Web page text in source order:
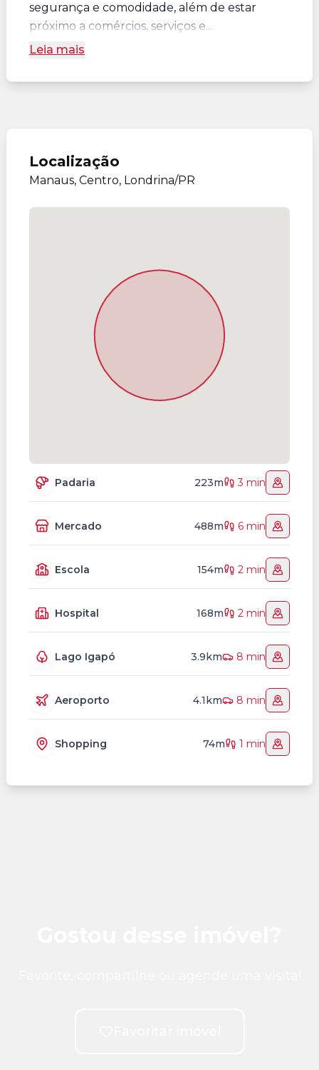
segurança e comodidade, além de estar
próximo a comércios, serviços e...
Leia mais
Localização
Manaus, Centro, Londrina/PR
Padaria 223m 3 min
Mercado 488m 6 min
Escola 154m 2 min
Hospital 168m 2 min
Lago Igapó 3.9km 8 min
Aeroporto 4.1km 8 min
Shopping 74m 1 min